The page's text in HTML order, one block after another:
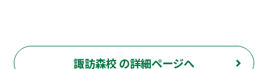
諏訪森校 の詳細ページへ